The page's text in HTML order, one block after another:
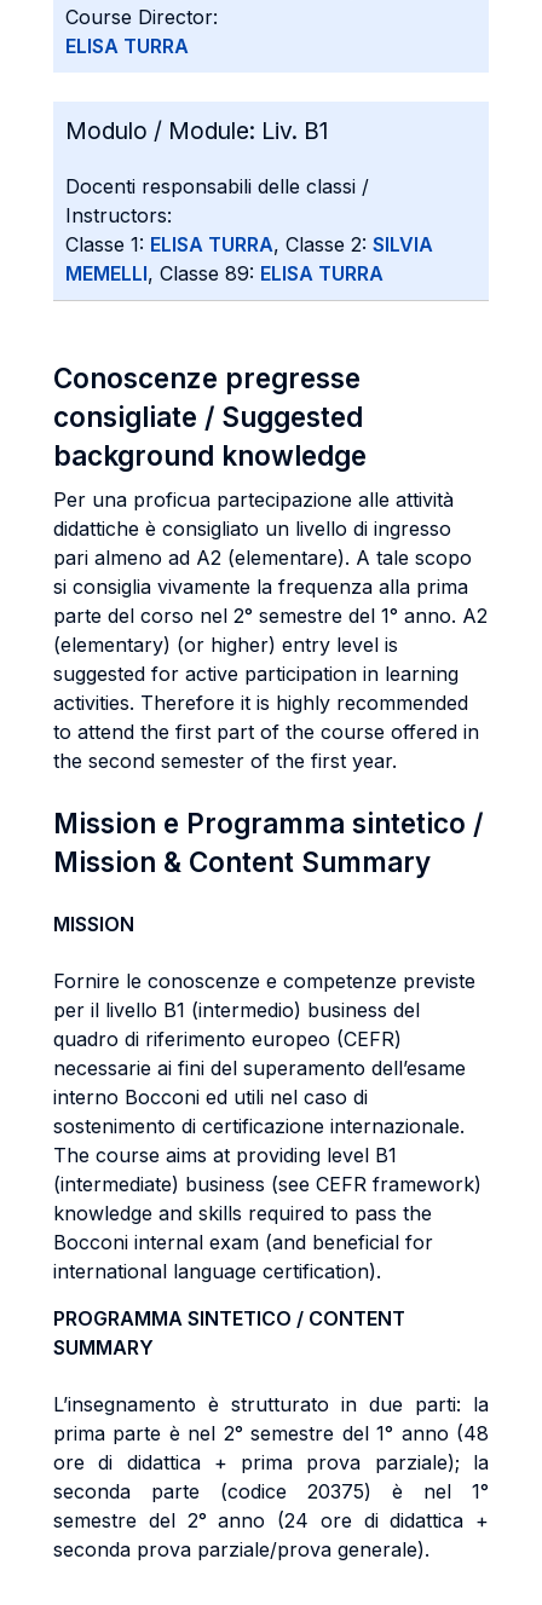
Course Director:
ELISA TURRA
Modulo / Module: Liv. B1
Docenti responsabili delle classi /
Instructors:
Classe 1: ELISA TURRA, Classe 2: SILVIA
MEMELLI, Classe 89: ELISA TURRA
Conoscenze pregresse
consigliate / Suggested
background knowledge
Per una proficua partecipazione alle attività
didattiche è consigliato un livello di ingresso
pari almeno ad A2 (elementare). A tale scopo
si consiglia vivamente la frequenza alla prima
parte del corso nel 2° semestre del 1° anno. A2
(elementary) (or higher) entry level is
suggested for active participation in learning
activities. Therefore it is highly recommended
to attend the first part of the course offered in
the second semester of the first year.
Mission e Programma sintetico /
Mission & Content Summary
MISSION
Fornire le conoscenze e competenze previste
per il livello B1 (intermedio) business del
quadro di riferimento europeo (CEFR)
necessarie ai fini del superamento dell’esame
interno Bocconi ed utili nel caso di
sostenimento di certificazione internazionale.
The course aims at providing level B1
(intermediate) business (see CEFR framework)
knowledge and skills required to pass the
Bocconi internal exam (and beneficial for
international language certification).
PROGRAMMA SINTETICO / CONTENT
SUMMARY
L’insegnamento è strutturato in due parti: la
prima parte è nel 2° semestre del 1° anno (48
ore di didattica + prima prova parziale); la
seconda parte (codice 20375) è nel 1°
semestre del 2° anno (24 ore di didattica +
seconda prova parziale/prova generale).